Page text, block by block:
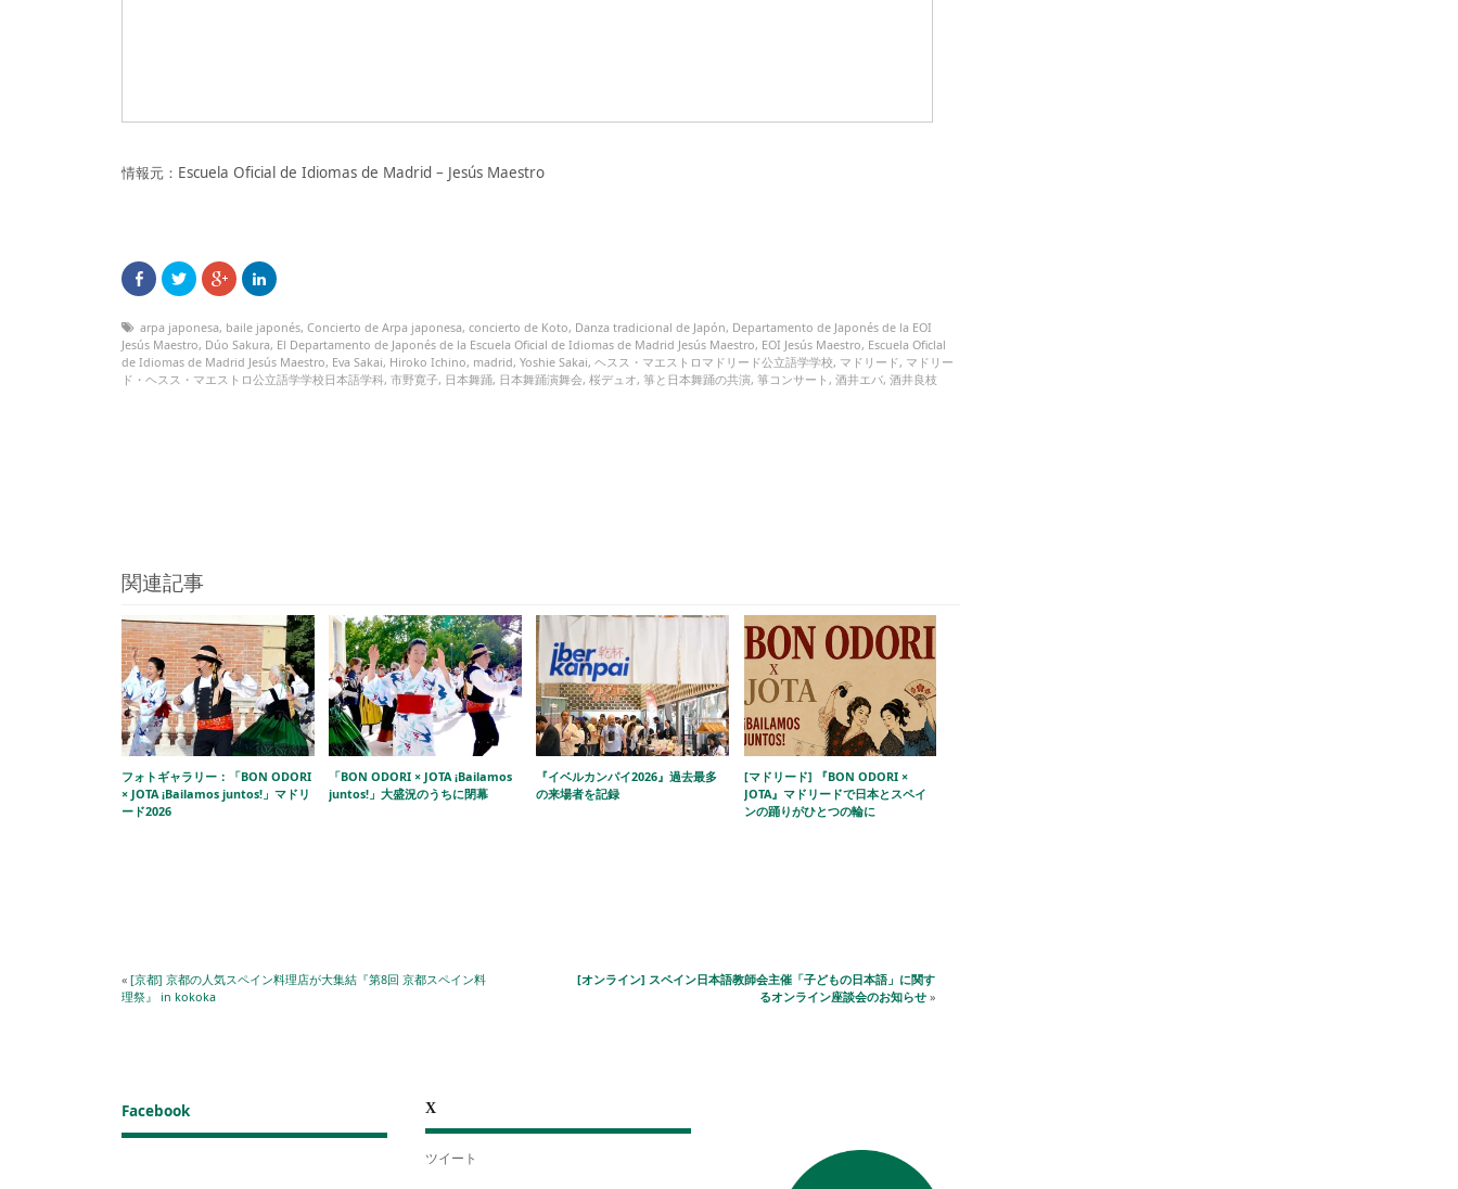
情報元：Escuela Oficial de Idiomas de Madrid – Jesús Maestro
arpa japonesa, baile japonés, Concierto de Arpa japonesa, concierto de Koto, Danza tradicional de Japón, Departamento de Japonés de la EOI
Jesús Maestro, Dúo Sakura, El Departamento de Japonés de la Escuela Oficial de Idiomas de Madrid Jesús Maestro, EOI Jesús Maestro, Escuela Oficlal
de Idiomas de Madrid Jesús Maestro, Eva Sakai, Hiroko Ichino, madrid, Yoshie Sakai, ヘスス・マエストロマドリード公立語学学校, マドリード, マドリー
ド・ヘスス・マエストロ公立語学学校日本語学科, 市野寛子, 日本舞踊, 日本舞踊演舞会, 桜デュオ, 箏と日本舞踊の共演, 箏コンサート , 酒井エバ, 酒井良枝
関連記事
フォトギャラリー：「BON ODORI
× JOTA ¡Bailamos juntos!」マドリ
ード2026
「BON ODORI × JOTA ¡Bailamos
juntos!」大盛況のうちに閉幕
『イベルカンパイ2026』過去最多
の来場者を記録
[マドリード] 『BON ODORI ×
JOTA』マドリードで日本とスペイ
ンの踊りがひとつの輪に
« [京都] 京都の人気スペイン料理店が大集結『第8回 京都スペイン料
理祭』 in kokoka
[オンライン] スペイン日本語教師会主催「子どもの日本語」に関す
るオンライン座談会のお知らせ»
Facebook X
ツイート